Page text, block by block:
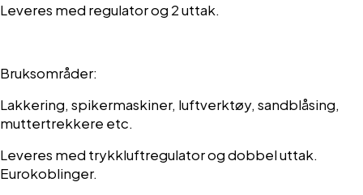
Leveres med regulator og 2 uttak.
Bruksområder:
Lakkering, spikermaskiner, luftverktøy, sandblåsing,
muttertrekkere etc.
Leveres med trykkluftregulator og dobbel uttak.
Eurokoblinger.